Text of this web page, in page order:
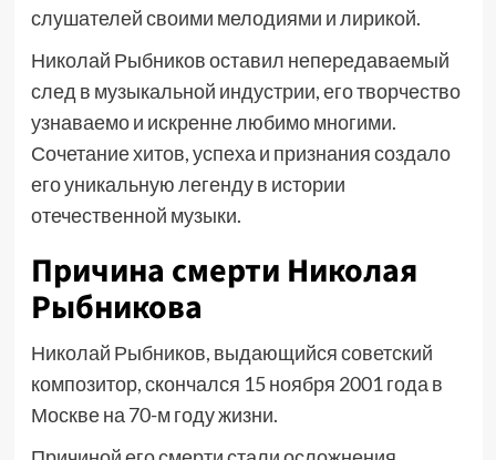
слушателей своими мелодиями и лирикой.
Николай Рыбников оставил непередаваемый
след в музыкальной индустрии, его творчество
узнаваемо и искренне любимо многими.
Сочетание хитов, успеха и признания создало
его уникальную легенду в истории
отечественной музыки.
Причина смерти Николая
Рыбникова
Николай Рыбников, выдающийся советский
композитор, скончался 15 ноября 2001 года в
Москве на 70-м году жизни.